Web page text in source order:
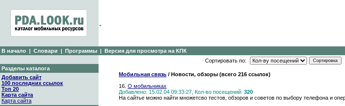
В начало | Словари | Программы | Версия для просмотра на КПК
Разделы каталога
Добавить сайт
100 последних ссылок
Топ 20
Карта сайта
Карта сайта
Сортировать по:
Мобильная связь / Новости, обзоры (всего 216 ссылок)
16. О мобильниках
Добавлено: 15.02.04 09:33:27, Кол-во посещений: 320
На сайтье можно найти множетсво тестов, обзоров и советов по выбору телефона и